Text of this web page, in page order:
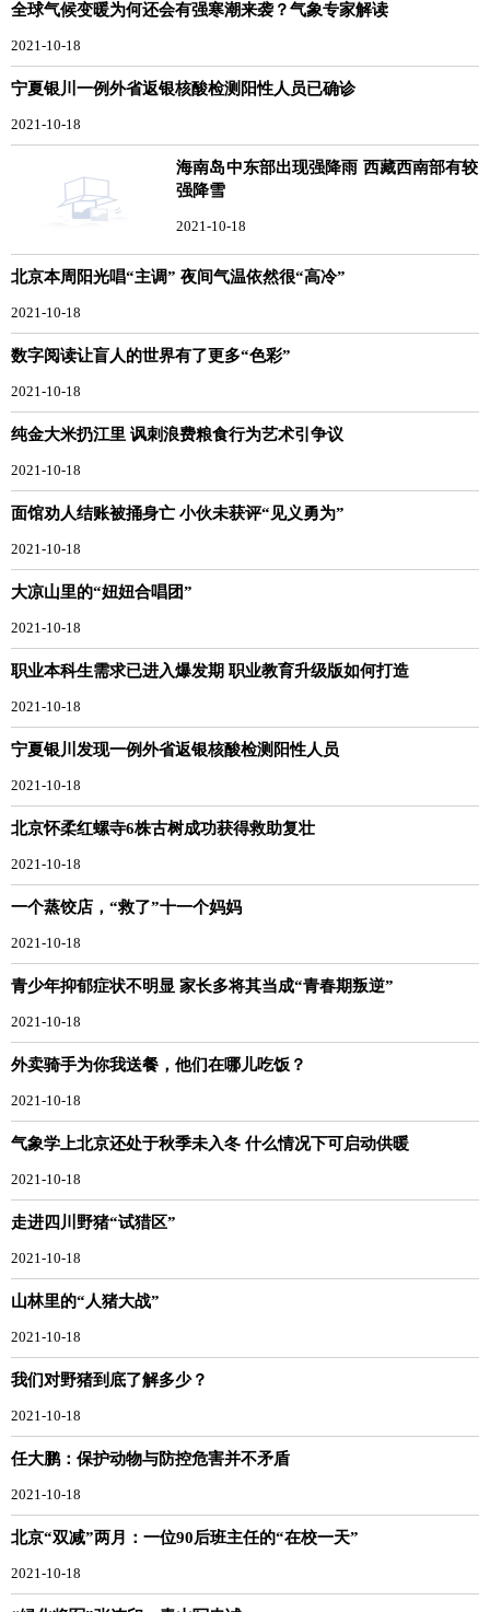
全球气候变暖为何还会有强寒潮来袭？气象专家解读
2021-10-18
宁夏银川一例外省返银核酸检测阳性人员已确诊
2021-10-18
海南岛中东部出现强降雨 西藏西南部有较
强降雪
2021-10-18
北京本周阳光唱“主调” 夜间气温依然很“高冷”
2021-10-18
数字阅读让盲人的世界有了更多“色彩”
2021-10-18
纯金大米扔江里 讽刺浪费粮食行为艺术引争议
2021-10-18
面馆劝人结账被捅身亡 小伙未获评“见义勇为”
2021-10-18
大凉山里的“妞妞合唱团”
2021-10-18
职业本科生需求已进入爆发期 职业教育升级版如何打造
2021-10-18
宁夏银川发现一例外省返银核酸检测阳性人员
2021-10-18
北京怀柔红螺寺6株古树成功获得救助复壮
2021-10-18
一个蒸饺店，“救了”十一个妈妈
2021-10-18
青少年抑郁症状不明显 家长多将其当成“青春期叛逆”
2021-10-18
外卖骑手为你我送餐，他们在哪儿吃饭？
2021-10-18
气象学上北京还处于秋季未入冬 什么情况下可启动供暖
2021-10-18
走进四川野猪“试猎区”
2021-10-18
山林里的“人猪大战”
2021-10-18
我们对野猪到底了解多少？
2021-10-18
任大鹏：保护动物与防控危害并不矛盾
2021-10-18
北京“双减”两月：一位90后班主任的“在校一天”
2021-10-18